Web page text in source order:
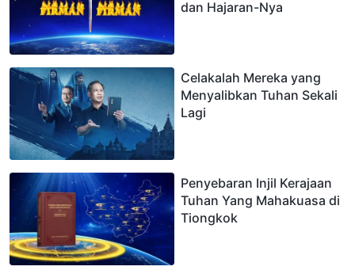
dan Hajaran-Nya
Celakalah Mereka yang
Menyalibkan Tuhan Sekali
Lagi
Penyebaran Injil Kerajaan
Tuhan Yang Mahakuasa di
Tiongkok